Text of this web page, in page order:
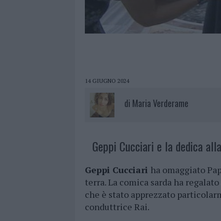
14 GIUGNO 2024
di Maria Verderame
Geppi Cucciari e la dedica
Geppi Cucciari ha omaggiato
terra. La comica sarda ha
che è stato apprezzato
conduttrice Rai.